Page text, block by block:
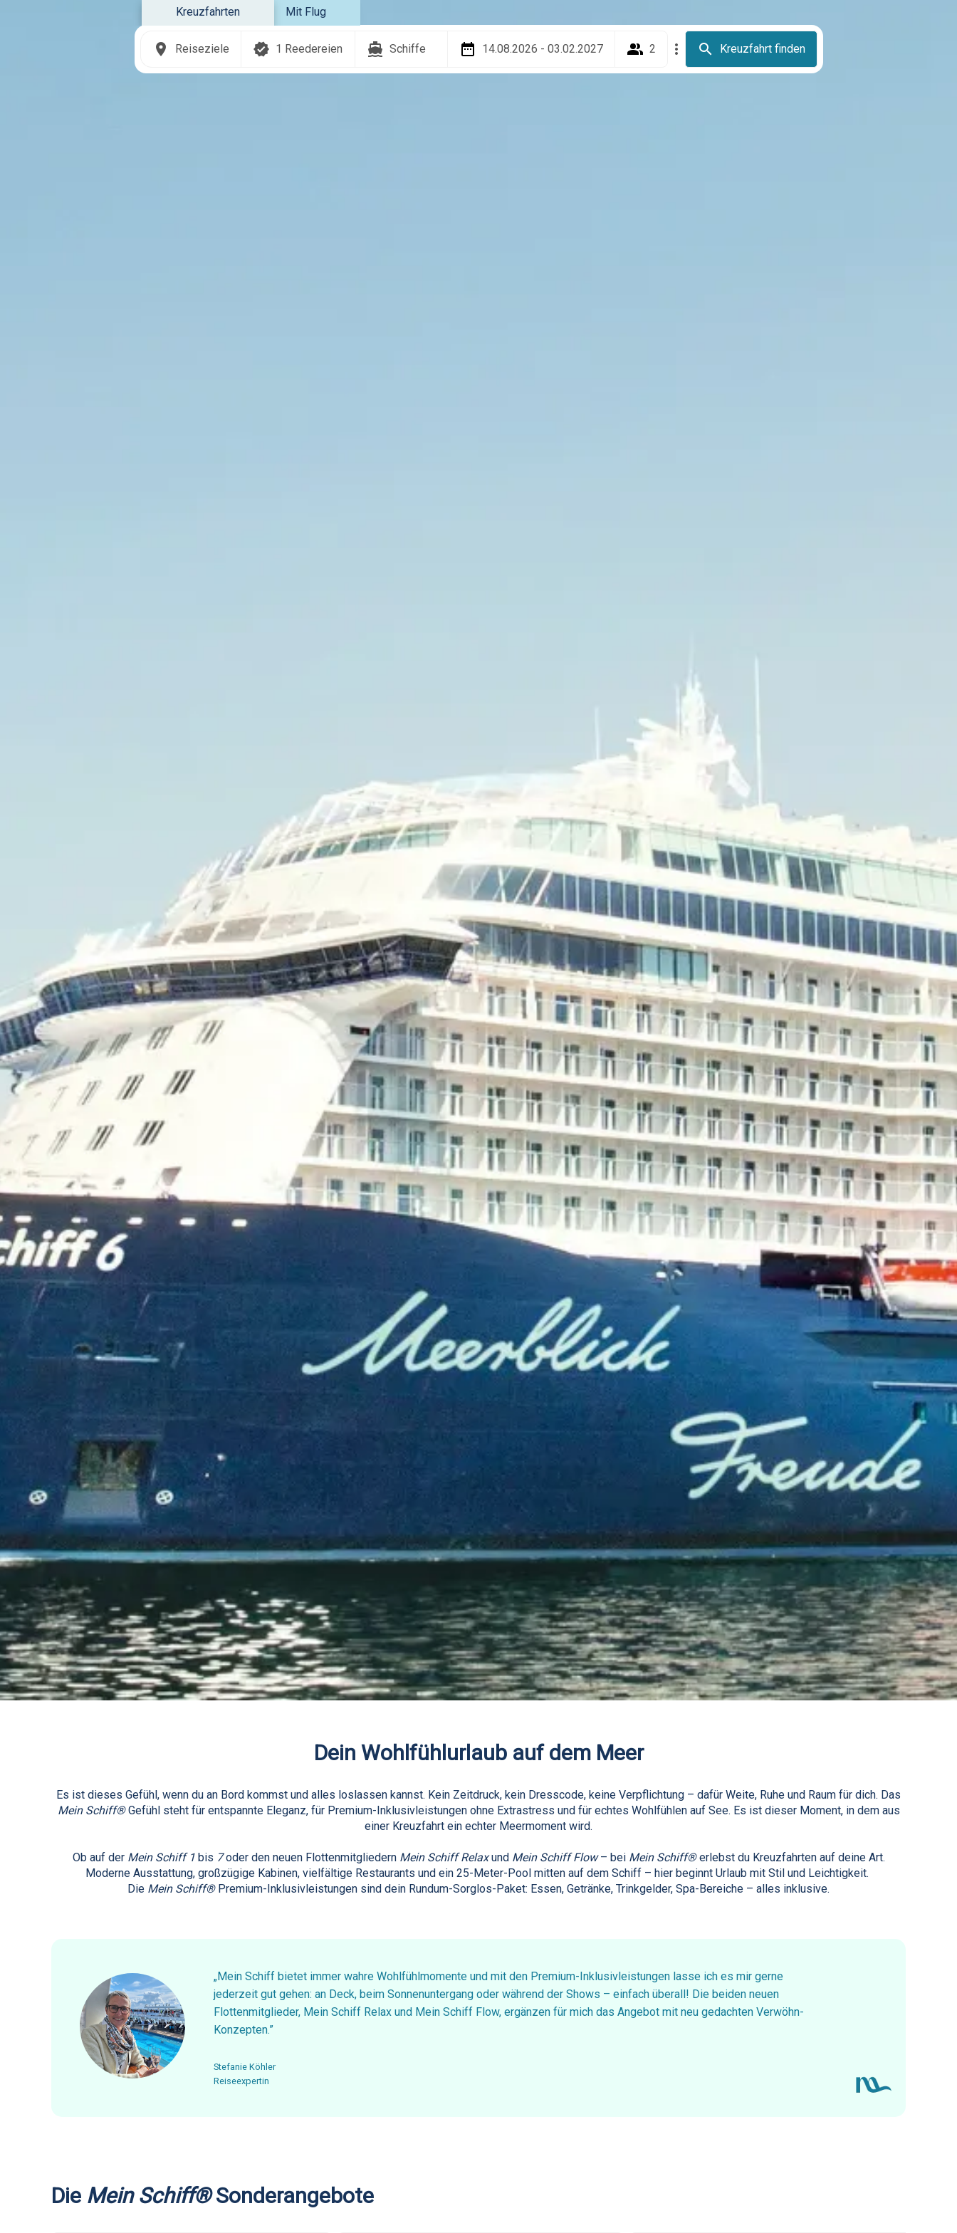
Kreuzfahrten Mit Flug
Reiseziele 1 Reedereien Schiffe 14.08.2026 - 03.02.2027 2 Kreuzfahrt finden
Dein Wohlfühlurlaub auf dem Meer
Es ist dieses Gefühl, wenn du an Bord kommst und alles loslassen kannst. Kein Zeitdruck, kein Dresscode, keine Verpflichtung – dafür Weite, Ruhe und Raum für dich. Das
Mein Schiff®Gefühl steht für entspannte Eleganz, für Premium-Inklusivleistungen ohne Extrastress und für echtes Wohlfühlen auf See. Es ist dieser Moment, in dem aus
einer Kreuzfahrt ein echter Meermoment wird.
Ob auf der Mein Schiff 1bis 7oder den neuen Flottenmitgliedern Mein Schiff Relaxund Mein Schiff Flow– bei Mein Schiff®erlebst du Kreuzfahrten auf deine Art.
Moderne Ausstattung, großzügige Kabinen, vielfältige Restaurants und ein 25-Meter-Pool mitten auf dem Schiff – hier beginnt Urlaub mit Stil und Leichtigkeit.
Die Mein Schiff®Premium-Inklusivleistungen sind dein Rundum-Sorglos-Paket: Essen, Getränke, Trinkgelder, Spa-Bereiche – alles inklusive.
„Mein Schiff bietet immer wahre Wohlfühlmomente und mit den Premium-Inklusivleistungen lasse ich es mir gerne
jederzeit gut gehen: an Deck, beim Sonnenuntergang oder während der Shows – einfach überall! Die beiden neuen
Flottenmitglieder, Mein Schiff Relax und Mein Schiff Flow, ergänzen für mich das Angebot mit neu gedachten Verwöhn-
Konzepten.”
Stefanie Köhler
Reiseexpertin
Die Mein Schiff®Sonderangebote